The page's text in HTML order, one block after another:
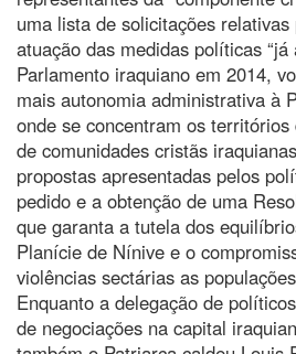
uma lista de solicitações
atuação das medidas políticas “já
Parlamento iraquiano em 2014,
mais autonomia administrativa à
onde se concentram os
de comunidades cristãs
propostas apresentadas pelos
pedido e a obtenção de uma
que garanta a tutela dos
Planície de Nínive e o
violências sectárias as
Enquanto a delegação de
de negociações na capital